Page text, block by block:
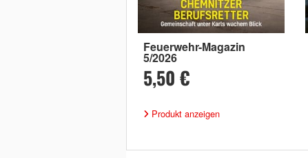
Feuerwehr-Magazin
5/2026
5,50 €
Produkt anzeigen